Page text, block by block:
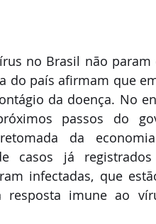
no Brasil não param
do país afirmam que
da doença. No
passos do
da
casos já
infectadas, que
resposta imune ao